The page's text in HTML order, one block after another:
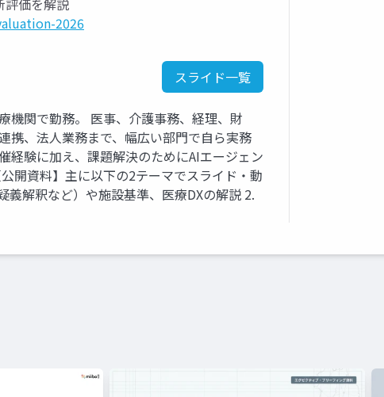
2026
スライド一覧
機関で勤務。 医事、介護事務、経理、財
携、法人業務まで、幅広い部門で自ら実務
経験に加え、課題解決のためにAIエージェン
開資料】主に以下の2テーマでスライド・動
解釈など）や施設基準、医療DXの解説 2.